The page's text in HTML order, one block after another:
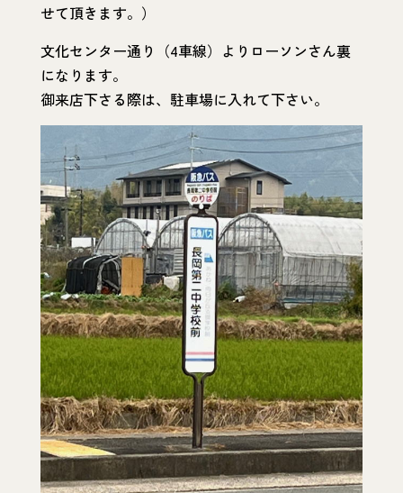
せて頂きます。）
文化センター通り（4車線）よりローソンさん裏
になります。
御来店下さる際は、駐車場に入れて下さい。